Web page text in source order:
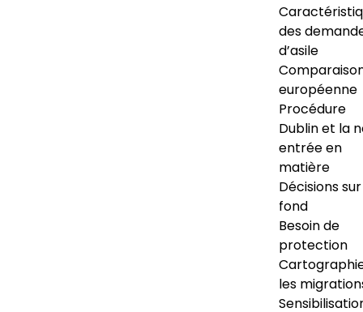
des
d’asile
européenne
Procédure
Dublin et la
entrée en
matière
Décisions
fond
Besoin de
protection
les